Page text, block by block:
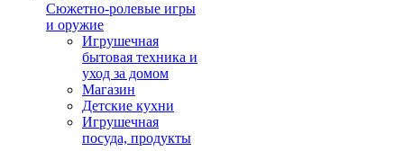
Сюжетно-ролевые игры
и оружие
Игрушечная
бытовая техника и
уход за домом
Магазин
Детские кухни
Игрушечная
посуда, продукты